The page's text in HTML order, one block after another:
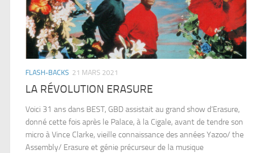
FLASH-BACKS 21 MARS 2021
LA RÉVOLUTION ERASURE
Voici 31 ans dans BEST, GBD assistait au grand show d’Erasure,
donné cette fois après le Palace, à la Cigale, avant de tendre son
micro à Vince Clarke, vieille connaissance des années Yazoo/ the
Assembly/ Erasure et génie précurseur de la musique